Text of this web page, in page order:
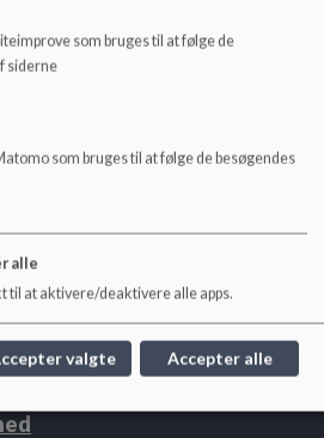
Frb C.
som bruges til at følge de
siderne
som bruges til at følge de besøgendes
alle
til at aktivere/deaktivere alle apps.
valgte Accepter alle